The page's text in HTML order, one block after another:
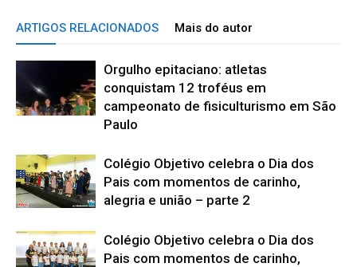
ARTIGOS RELACIONADOS Mais do autor
Orgulho epitaciano: atletas
conquistam 12 troféus em
campeonato de fisiculturismo em São
Paulo
Colégio Objetivo celebra o Dia dos
Pais com momentos de carinho,
alegria e união – parte 2
Colégio Objetivo celebra o Dia dos
Pais com momentos de carinho,